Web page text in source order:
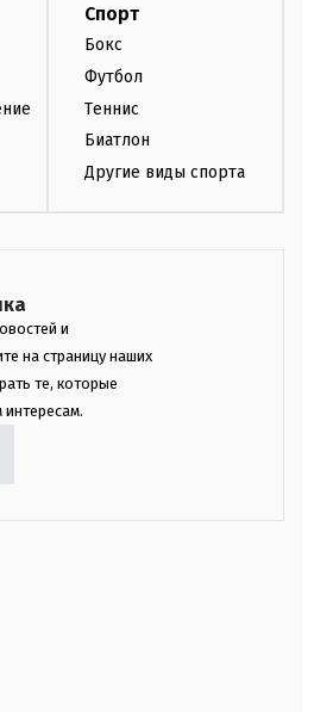
Спорт
Бокс
Футбол
Теннис
Биатлон
Другие виды спорта
и
на страницу наших
те, которые